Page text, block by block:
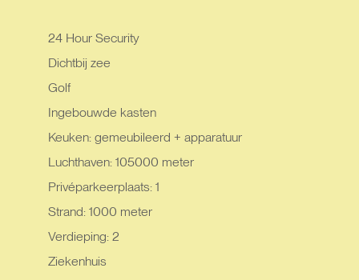
24 Hour Security
Dichtbij zee
Golf
Ingebouwde kasten
Keuken: gemeubileerd + apparatuur
Luchthaven: 105000 meter
Privéparkeerplaats: 1
Strand: 1000 meter
Verdieping: 2
Ziekenhuis